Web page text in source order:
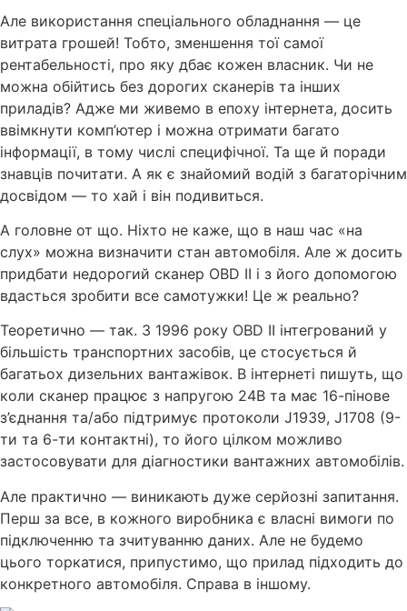
Але використання спеціального обладнання — це
витрата грошей! Тобто, зменшення тої самої
рентабельності, про яку дбає кожен власник. Чи не
можна обійтись без дорогих сканерів та інших
приладів? Адже ми живемо в епоху інтернета, досить
ввімкнути комп’ютер і можна отримати багато
інформації, в тому числі специфічної. Та ще й поради
знавців почитати. А як є знайомий водій з багаторічним
досвідом — то хай і він подивиться.
А головне от що. Ніхто не каже, що в наш час «на
слух» можна визначити стан автомобіля. Але ж досить
придбати недорогий сканер OBD ІІ і з його допомогою
вдасться зробити все самотужки! Це ж реально?
Теоретично — так. З 1996 року OBD ІІ інтегрований у
більшість транспортних засобів, це стосується й
багатьох дизельних вантажівок. В інтернеті пишуть, що
коли сканер працює з напругою 24В та має 16-пінове
з’єднання та/або підтримує протоколи J1939, J1708 (9-
ти та 6-ти контактні), то його цілком можливо
застосовувати для діагностики вантажних автомобілів.
Але практично — виникають дуже серйозні запитання.
Перш за все, в кожного виробника є власні вимоги по
підключенню та зчитуванню даних. Але не будемо
цього торкатися, припустимо, що прилад підходить до
конкретного автомобіля. Справа в іншому.